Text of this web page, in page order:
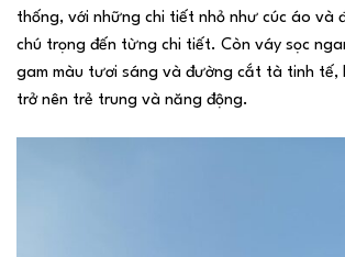
thống, với những chi tiết nhỏ như cúc áo và
chú trọng đến từng chi tiết. Còn váy sọc
gam màu tươi sáng và đường cắt tà tinh tế,
trở nên trẻ trung và năng động.